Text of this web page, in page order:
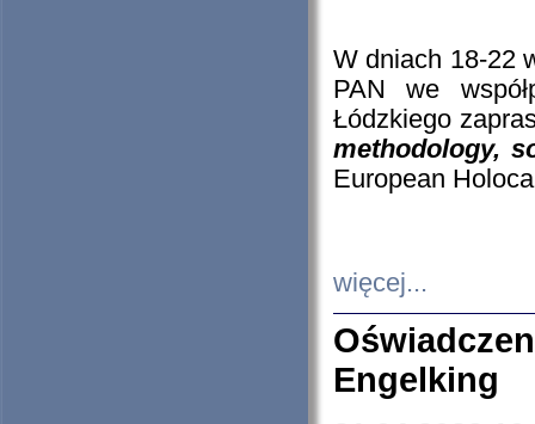
W dniach 18-22
PAN we
Łódzkiego
methodology,
European
więcej...
Engelking